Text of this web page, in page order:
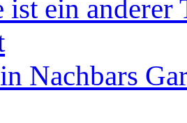
ist ein anderer
Nachbars